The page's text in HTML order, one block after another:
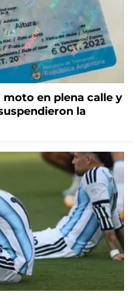
en plena calle y
la